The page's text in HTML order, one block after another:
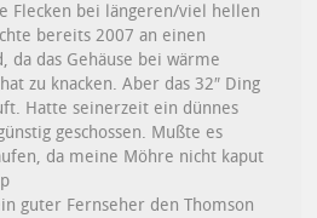
Flecken bei längeren/viel hellen
bereits 2007 an einen
da das Gehäuse bei wärme
zu knacken. Aber das 32″ Ding
Hatte seinerzeit ein dünnes
geschossen. Mußte es
da meine Möhre nicht kaput
guter Fernseher den Thomson